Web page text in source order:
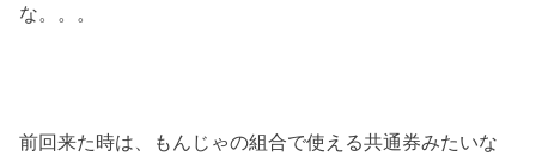
な。。。
前回来た時は、もんじゃの組合で使える共通券みたいな